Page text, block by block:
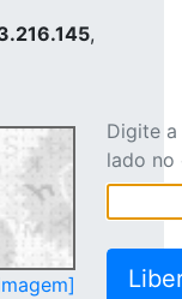
,
Digite
lado no